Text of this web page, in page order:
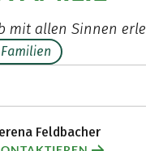
mit allen Sinnen
Feldbacher